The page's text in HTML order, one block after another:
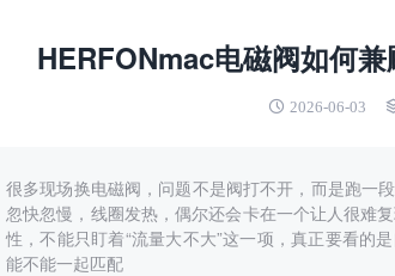
HERFONmac电磁阀如何
2026-06-03
很多现场换电磁阀，问题不是阀打不开，而是跑一
忽快忽慢，线圈发热，偶尔还会卡在一个让人很难
性，不能只盯着“流量大不大”这一项，真正要看的
能不能一起匹配